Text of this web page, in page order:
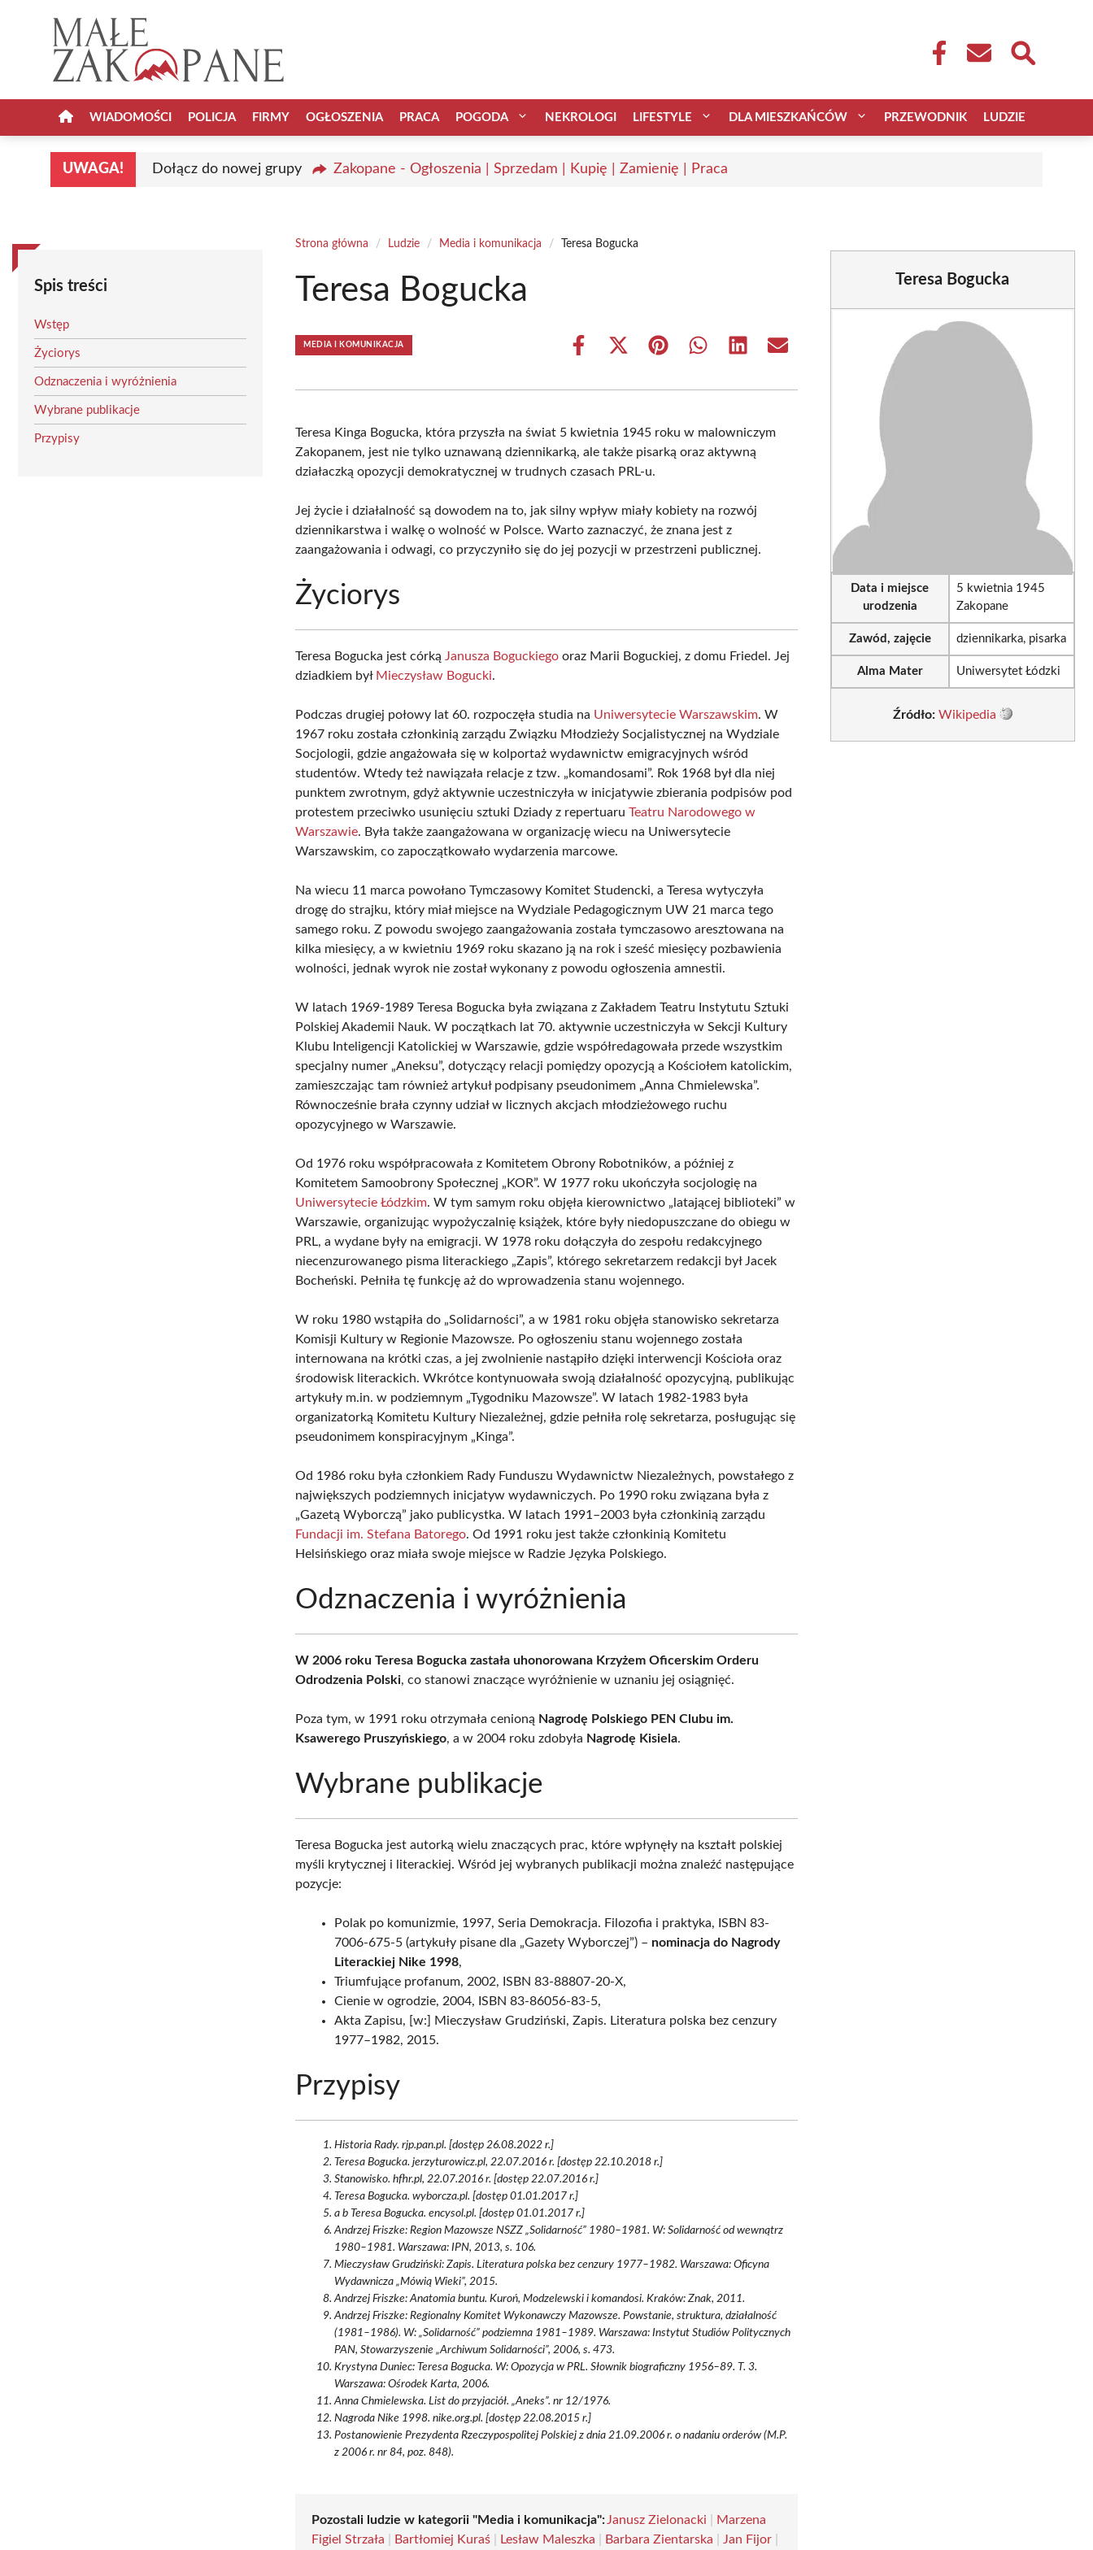
WIADOMOŚCI POLICJA FIRMY OGŁOSZENIA PRACA POGODA NEKROLOGI LIFESTYLE DLA MIESZKAŃCÓW PRZEWODNIK LUDZIE
UWAGA! Dołącz do nowej grupy Zakopane - Ogłoszenia | Sprzedam | Kupię | Zamienię | Praca
Spis treści
Wstęp
Życiorys
Odznaczenia i wyróżnienia
Wybrane publikacje
Przypisy
Strona główna / Ludzie / Media i komunikacja / Teresa Bogucka
Teresa Bogucka
MEDIA I KOMUNIKACJA
Share
Share
(Twitter)
Share Share Share Share
Teresa Kinga Bogucka, która przyszła na świat 5 kwietnia 1945 roku w malowniczym
Zakopanem, jest nie tylko uznawaną dziennikarką, ale także pisarką oraz aktywną
działaczką opozycji demokratycznej w trudnych czasach PRL-u.
Jej życie i działalność są dowodem na to, jak silny wpływ miały kobiety na rozwój
dziennikarstwa i walkę o wolność w Polsce. Warto zaznaczyć, że znana jest z
zaangażowania i odwagi, co przyczyniło się do jej pozycji w przestrzeni publicznej.
Życiorys
Teresa Bogucka jest córką Janusza Boguckiego oraz Marii Boguckiej, z domu Friedel. Jej
dziadkiem był Mieczysław Bogucki.
Podczas drugiej połowy lat 60. rozpoczęła studia na Uniwersytecie Warszawskim. W
1967 roku została członkinią zarządu Związku Młodzieży Socjalistycznej na Wydziale
Socjologii, gdzie angażowała się w kolportaż wydawnictw emigracyjnych wśród
studentów. Wtedy też nawiązała relacje z tzw. „komandosami”. Rok 1968 był dla niej
punktem zwrotnym, gdyż aktywnie uczestniczyła w inicjatywie zbierania podpisów pod
protestem przeciwko usunięciu sztuki Dziady z repertuaruTeatru Narodowego w
Warszawie. Była także zaangażowana w organizację wiecu na Uniwersytecie
Warszawskim, co zapoczątkowało wydarzenia marcowe.
Na wiecu 11 marca powołano Tymczasowy Komitet Studencki, a Teresa wytyczyła
drogę do strajku, który miał miejsce na Wydziale Pedagogicznym UW 21 marca tego
samego roku. Z powodu swojego zaangażowania została tymczasowo aresztowana na
kilka miesięcy, a w kwietniu 1969 roku skazano ją na rok i sześć miesięcy pozbawienia
wolności, jednak wyrok nie został wykonany z powodu ogłoszenia amnestii.
W latach 1969-1989 Teresa Bogucka była związana z Zakładem Teatru Instytutu Sztuki
Polskiej Akademii Nauk. W początkach lat 70. aktywnie uczestniczyła w Sekcji Kultury
Klubu Inteligencji Katolickiej w Warszawie, gdzie współredagowała przede wszystkim
specjalny numer „Aneksu”, dotyczący relacji pomiędzy opozycją a Kościołem katolickim,
zamieszczając tam również artykuł podpisany pseudonimem „Anna Chmielewska”.
Równocześnie brała czynny udział w licznych akcjach młodzieżowego ruchu
opozycyjnego w Warszawie.
Od 1976 roku współpracowała z Komitetem Obrony Robotników, a później z
Komitetem Samoobrony Społecznej „KOR”. W 1977 roku ukończyła socjologię na
Uniwersytecie Łódzkim. W tym samym roku objęła kierownictwo „latającej biblioteki” w
Warszawie, organizując wypożyczalnię książek, które były niedopuszczane do obiegu w
PRL, a wydane były na emigracji. W 1978 roku dołączyła do zespołu redakcyjnego
niecenzurowanego pisma literackiego „Zapis”, którego sekretarzem redakcji był Jacek
Bocheński. Pełniła tę funkcję aż do wprowadzenia stanu wojennego.
W roku 1980 wstąpiła do „Solidarności”, a w 1981 roku objęła stanowisko sekretarza
Komisji Kultury w Regionie Mazowsze. Po ogłoszeniu stanu wojennego została
internowana na krótki czas, a jej zwolnienie nastąpiło dzięki interwencji Kościoła oraz
środowisk literackich. Wkrótce kontynuowała swoją działalność opozycyjną, publikując
artykuły m.in. w podziemnym „Tygodniku Mazowsze”. W latach 1982-1983 była
organizatorką Komitetu Kultury Niezależnej, gdzie pełniła rolę sekretarza, posługując się
pseudonimem konspiracyjnym „Kinga”.
Od 1986 roku była członkiem Rady Funduszu Wydawnictw Niezależnych, powstałego z
największych podziemnych inicjatyw wydawniczych. Po 1990 roku związana była z
„Gazetą Wyborczą” jako publicystka. W latach 1991–2003 była członkinią zarządu
Fundacji im. Stefana Batorego. Od 1991 roku jest także członkinią Komitetu
Helsińskiego oraz miała swoje miejsce w Radzie Języka Polskiego.
Odznaczenia i wyróżnienia
W 2006 roku Teresa Bogucka zastała uhonorowana Krzyżem Oficerskim Orderu
Odrodzenia Polski, co stanowi znaczące wyróżnienie w uznaniu jej osiągnięć.
Poza tym, w 1991 roku otrzymała cenioną Nagrodę Polskiego PEN Clubu im.
Ksawerego Pruszyńskiego, a w 2004 roku zdobyła Nagrodę Kisiela.
Wybrane publikacje
Teresa Bogucka jest autorką wielu znaczących prac, które wpłynęły na kształt polskiej
myśli krytycznej i literackiej. Wśród jej wybranych publikacji można znaleźć następujące
pozycje:
Polak po komunizmie, 1997, Seria Demokracja. Filozofia i praktyka, ISBN 83-
7006-675-5 (artykuły pisane dla „Gazety Wyborczej”) – nominacja do Nagrody
Literackiej Nike 1998,
Triumfujące profanum, 2002, ISBN 83-88807-20-X,
Cienie w ogrodzie, 2004, ISBN 83-86056-83-5,
Akta Zapisu, [w:] Mieczysław Grudziński, Zapis. Literatura polska bez cenzury
1977–1982, 2015.
Przypisy
Historia Rady. rjp.pan.pl. [dostęp 26.08.2022 r.]
Teresa Bogucka. jerzyturowicz.pl, 22.07.2016 r. [dostęp 22.10.2018 r.]
Stanowisko. hfhr.pl, 22.07.2016 r. [dostęp 22.07.2016 r.]
Teresa Bogucka. wyborcza.pl. [dostęp 01.01.2017 r.]
a b Teresa Bogucka. encysol.pl. [dostęp 01.01.2017 r.]
Andrzej Friszke: Region Mazowsze NSZZ „Solidarność” 1980–1981. W: Solidarność od wewnątrz
1980–1981. Warszawa: IPN, 2013, s. 106.
Mieczysław Grudziński: Zapis. Literatura polska bez cenzury 1977–1982. Warszawa: Oficyna
Wydawnicza „Mówią Wieki”, 2015.
Andrzej Friszke: Anatomia buntu. Kuroń, Modzelewski i komandosi. Kraków: Znak, 2011.
Andrzej Friszke: Regionalny Komitet Wykonawczy Mazowsze. Powstanie, struktura, działalność
(1981–1986). W: „Solidarność” podziemna 1981–1989. Warszawa: Instytut Studiów Politycznych
PAN, Stowarzyszenie „Archiwum Solidarności”, 2006, s. 473.
Krystyna Duniec: Teresa Bogucka. W: Opozycja w PRL. Słownik biograficzny 1956–89. T. 3.
Warszawa: Ośrodek Karta, 2006.
Anna Chmielewska. List do przyjaciół. „Aneks”. nr 12/1976.
Nagroda Nike 1998. nike.org.pl. [dostęp 22.08.2015 r.]
Postanowienie Prezydenta Rzeczypospolitej Polskiej z dnia 21.09.2006 r. o nadaniu orderów (M.P.
z 2006 r. nr 84, poz. 848).
Pozostali ludzie w kategorii "Media i komunikacja": Janusz Zielonacki
Marzena
Figiel Strzała
Bartłomiej Kuraś Lesław Maleszka Barbara Zientarska Jan Fijor
Teresa Bogucka
Data i miejsce
urodzenia
5 kwietnia 1945
Zakopane
Zawód, zajęcie dziennikarka, pisarka
Alma Mater Uniwersytet Łódzki
Źródło: Wikipedia